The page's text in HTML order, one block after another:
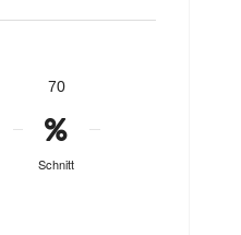
70
Schnitt